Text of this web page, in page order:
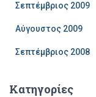
Σεπτέμβριος 2009
Αύγουστος 2009
Σεπτέμβριος 2008
Kατηγορίες